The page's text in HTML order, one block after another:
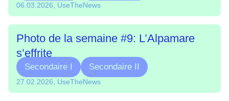
06.03.2026, UseTheNews
Photo de la semaine #9: L’Alpamare
s’effrite
Secondaire I Secondaire II
27.02.2026, UseTheNews